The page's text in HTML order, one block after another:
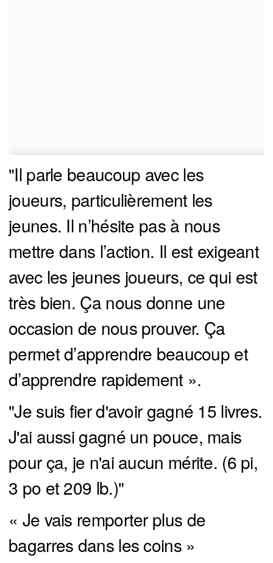
"Il parle beaucoup avec les
joueurs, particulièrement les
jeunes. Il n’hésite pas à nous
mettre dans l’action. Il est exigeant
avec les jeunes joueurs, ce qui est
très bien. Ça nous donne une
occasion de nous prouver. Ça
permet d’apprendre beaucoup et
d’apprendre rapidement ».
"Je suis fier d'avoir gagné 15 livres.
J'ai aussi gagné un pouce, mais
pour ça, je n'ai aucun mérite. (6 pi,
3 po et 209 lb.)"
« Je vais remporter plus de
bagarres dans les coins »